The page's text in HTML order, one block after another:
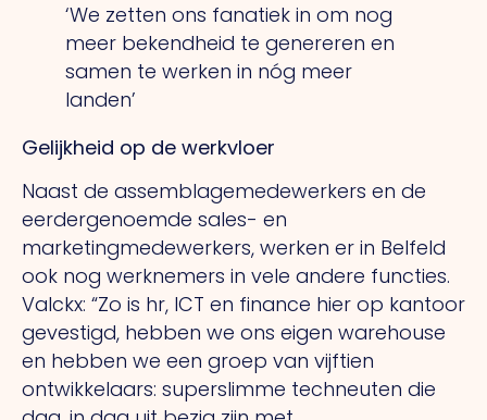
‘We zetten ons fanatiek in om nog
meer bekendheid te genereren en
samen te werken in nóg meer
landen’
Gelijkheid op de werkvloer
Naast de assemblagemedewerkers en de
eerdergenoemde sales- en
marketingmedewerkers, werken er in Belfeld
ook nog werknemers in vele andere functies.
Valckx: “Zo is hr, ICT en finance hier op kantoor
gevestigd, hebben we ons eigen warehouse
en hebben we een groep van vijftien
ontwikkelaars: superslimme techneuten die